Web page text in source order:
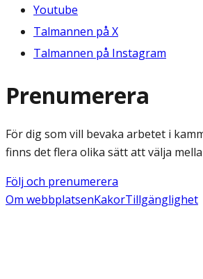
Youtube
Talmannen på X
Talmannen på Instagram
Prenumerera
För dig som vill bevaka arbetet i
finns det flera olika sätt att välja
Följ och prenumerera
Om webbplatsenKakorTillgänglighet